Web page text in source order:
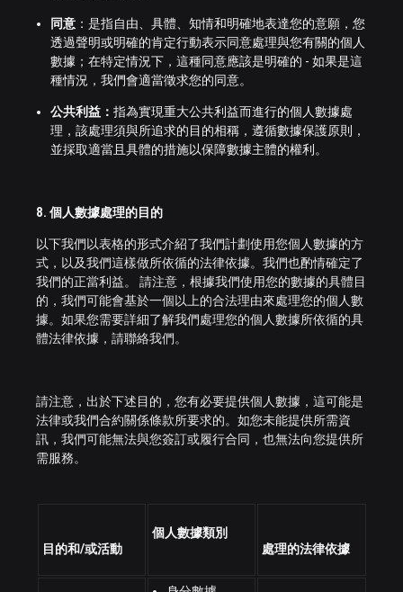
同意 ：是指自由、具體、知情和明確地表達您的意願，您
透過聲明或明確的肯定行動表示同意處理與您有關的個人
數據；在特定情況下，這種同意應該是明確的 - 如果是這
種情況，我們會適當徵求您的同意。
公共利益： 指為實現重大公共利益而進行的個人數據處
理，該處理須與所追求的目的相稱，遵循數據保護原則，
並採取適當且具體的措施以保障數據主體的權利。
8. 個人數據處理的目的
以下我們以表格的形式介紹了我們計劃使用您個人數據的方
式，以及我們這樣做所依循的法律依據。我們也酌情確定了
我們的正當利益。 請注意，根據我們使用您的數據的具體目
的，我們可能會基於一個以上的合法理由來處理您的個人數
據。如果您需要詳細了解我們處理您的個人數據所依循的具
體法律依據，請聯絡我們。
請注意，出於下述目的，您有必要提供個人數據，這可能是
法律或我們合約關係條款所要求的。如您未能提供所需資
訊，我們可能無法與您簽訂或履行合同，也無法向您提供所
需服務。
目的和/或活動
個人數據類別
處理的法律依據